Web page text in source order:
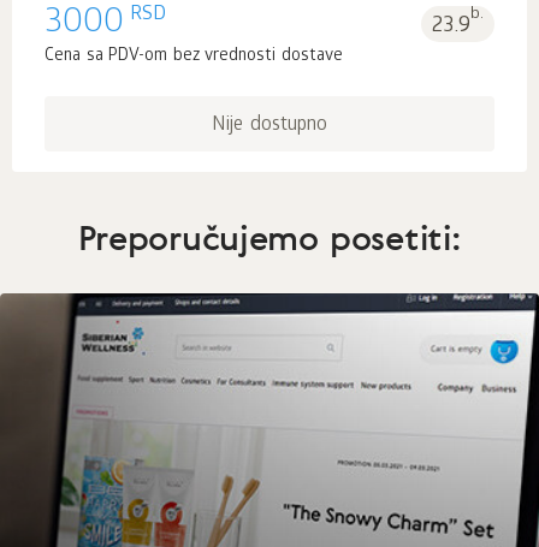
3000 RSD 23.9b.
Cena sa PDV-om bez vrednosti dostave
Nije dostupno
Preporučujemo posetiti: